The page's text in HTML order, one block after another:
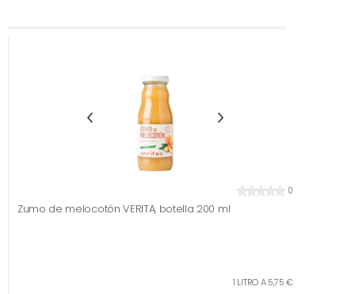
0
Zumo de melocotón VERITA, botella 200 ml
1 LITRO A 5,75 €